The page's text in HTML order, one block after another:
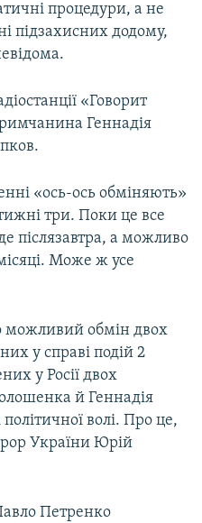
процедури, а не
підзахисних додому,
«Говорит
Геннадія
«ось-ось обміняють»
три. Поки це все
післязавтра, а можливо
Може ж усе
можливий обмін двох
у справі подій 2
у Росії двох
й Геннадія
волі. Про це,
України Юрій
Петренко